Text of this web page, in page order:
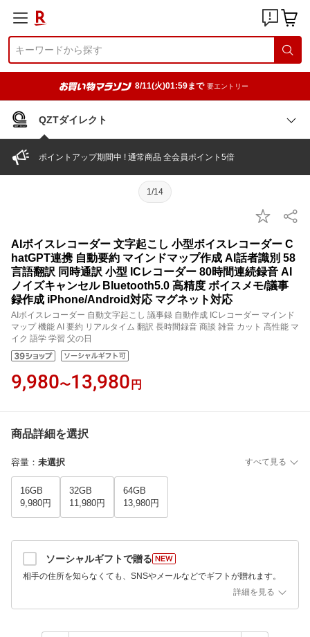
8/11(火)01:59まで 要エントリー
QZTダイレクト
ポイントアップ期間中 ! 通常商品 全会員ポイント5倍
1/14
AIボイスレコーダー 文字起こし 小型ボイスレコーダー C
hatGPT連携 自動要約 マインドマップ作成 AI話者識別 58
言語翻訳 同時通訳 小型 ICレコーダー 80時間連続録音 AI
ノイズキャンセル Bluetooth5.0 高精度 ボイスメモ/議事
録作成 iPhone/Android対応 マグネット対応
AIボイスレコーダー 自動文字起こし 議事録 自動作成 ICレコーダー マインド
マップ 機能 AI 要約 リアルタイム 翻訳 長時間録音 商談 雑音 カット 高性能 マ
イク 語学 学習 父の日
9,980〜13,980 円
商品詳細を選択
容量 ： 未選択 すべて見る
16GB
9,980円
32GB
11,980円
64GB
13,980円
ソーシャルギフトで贈る
相手の住所を知らなくても、SNSやメールなどでギフトが贈れます。
詳細を見る